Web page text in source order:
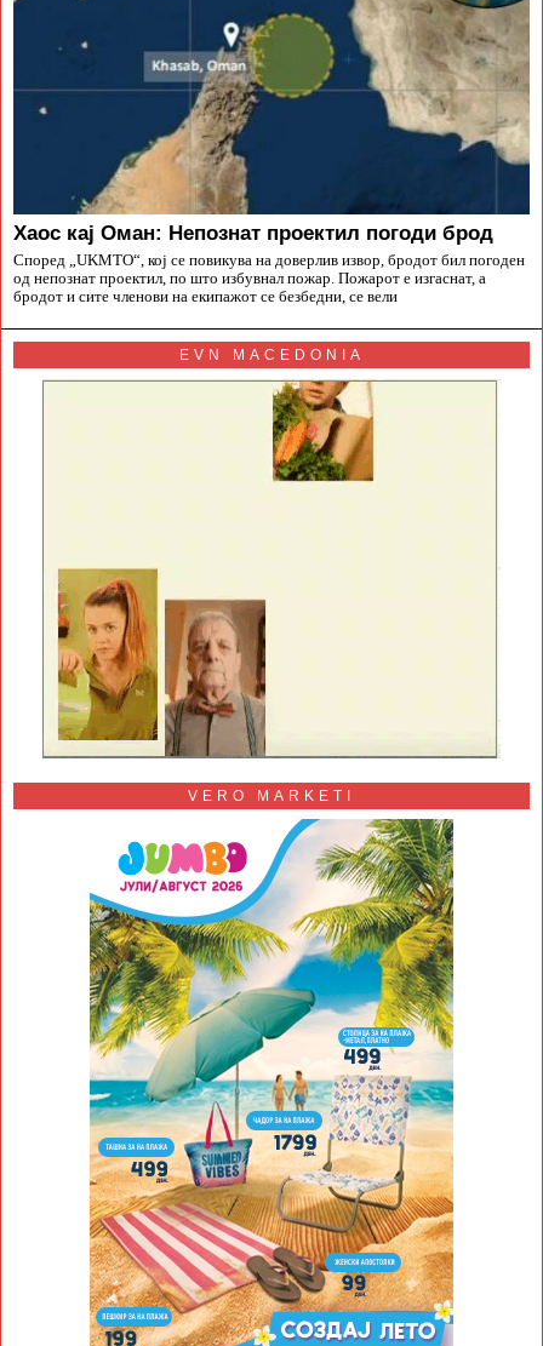
Хаос кај Оман: Непознат проектил погоди брод
Според „UKMTO“, кој се повикува на доверлив извор, бродот бил погоден
од непознат проектил, по што избувнал пожар. Пожарот е изгаснат, а
бродот и сите членови на екипажот се безбедни, се вели
EVN MACEDONIA
VERO MARKETI